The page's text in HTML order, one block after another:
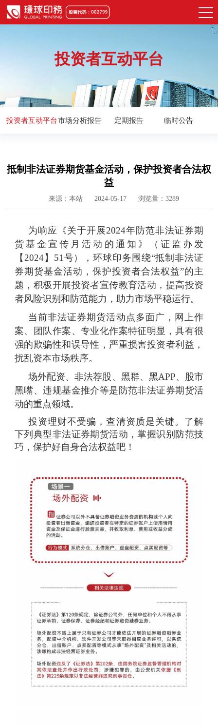
投资者互动平台
投资者互动平台市场分析报告 定期报告 临时公告
抵制非法证券期货基金活动，保护投资者合法权
益
来源：本站 2024-05-17 浏览量：3289
为响应《关于开展2024年防范非法证券期
货基金宣传月活动的通知》（证监办发
【2024】51号），环球印务 围绕“抵制非法证
券期货基金活动，保护投资者合法权益”的主
题， 积极开展投资者宣传教育活动 ， 提高投资
者风险识别和防范能力 ，助力市场平稳运行。
当前非法证券期货活动点多面广，网上作
案、团队作案、专业化作案特征明显，具有很
强的欺骗性和误导性，严重损害投资者利益，
扰乱资本市场秩序。
场外配资、非法荐股、黑群、黑APP、股市
黑嘴、违规基金推介等是防范非法证券期货活
动的重点领域。
投资理财不受骗，查清资质是关键。了解
下列典型非法证券期货活动，掌握识别防范技
巧，保护好自身合法权益吧！